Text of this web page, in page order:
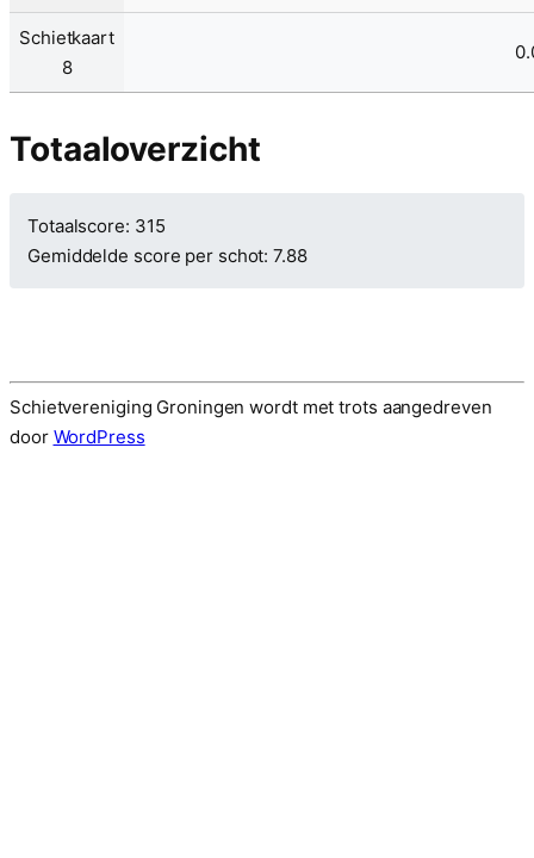
Schietkaart
8
Totaaloverzicht
Totaalscore: 315
Gemiddelde score per schot: 7.88
Schietvereniging Groningen wordt met trots aangedreven
door WordPress